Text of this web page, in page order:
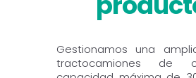
Gestionamos una
tractocamiones de